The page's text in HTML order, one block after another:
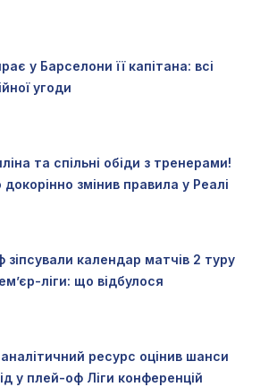
у Барселони її капітана: всі
угоди
та спільні обіди з тренерами!
змінив правила у Реалі
зіпсували календар матчів 2 туру
ліги: що відбулося
ресурс оцінив шанси
у плей-оф Ліги конференцій